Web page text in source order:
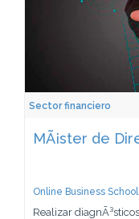
Sector financiero
MÃ¡ster de
Online Business School
Realizar